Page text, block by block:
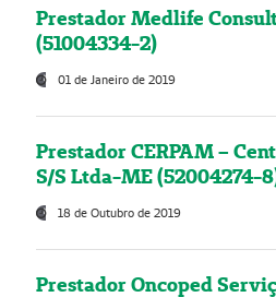
Prestador Medlife
(51004334-2)
01 de Janeiro de 2019
Prestador CERPAM –
S/S Ltda-ME (52004274-
18 de Outubro de 2019
Prestador Oncoped